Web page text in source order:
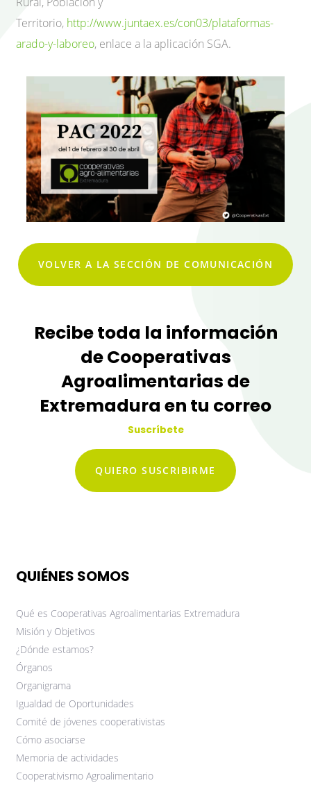
Territorio, http://www.juntaex.es/con03/plataformas-
arado-y-laboreo, enlace a la aplicación SGA.
VOLVER A LA SECCIÓN DE COMUNICACIÓN
Recibe toda la información
de Cooperativas
Agroalimentarias de
Extremadura en tu correo
Suscríbete
QUIERO SUSCRIBIRME
QUIÉNES SOMOS
Qué es Cooperativas Agroalimentarias Extremadura
Misión y Objetivos
¿Dónde estamos?
Órganos
Organigrama
Igualdad de Oportunidades
Comité de jóvenes cooperativistas
Cómo asociarse
Memoria de actividades
Cooperativismo Agroalimentario